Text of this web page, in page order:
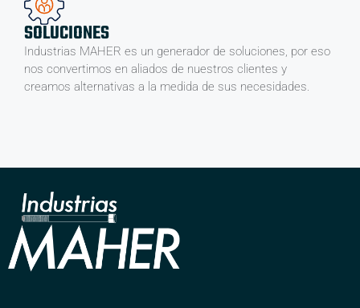
SOLUCIONES
Industrias MAHER es un generador de soluciones, por eso
nos convertimos en aliados de nuestros clientes y
creamos alternativas a la medida de sus necesidades.